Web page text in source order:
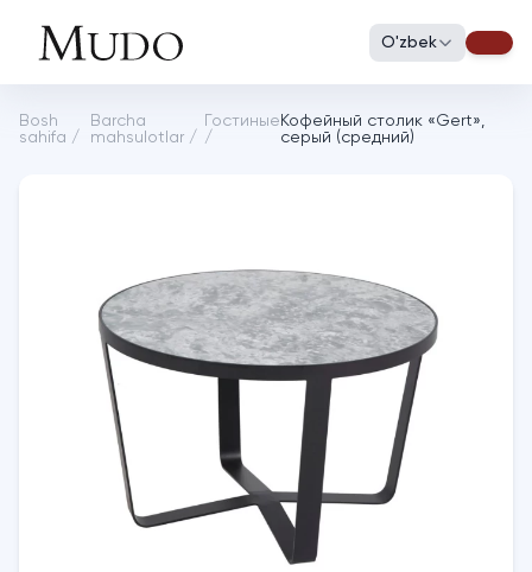
O'zbek
Bosh
sahifa /
Barcha
mahsulotlar/
Гостиные
/
Кофейный столик «Gert»,
серый (средний)